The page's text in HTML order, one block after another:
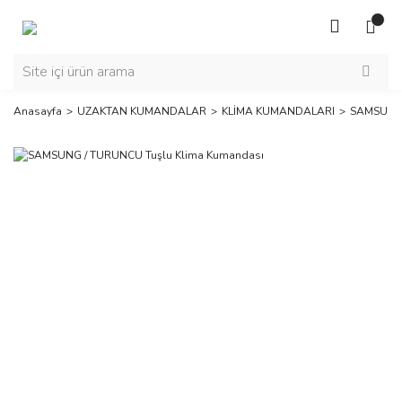
Anasayfa UZAKTAN KUMANDALAR KLİMA KUMANDALARI